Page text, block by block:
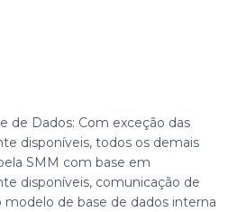
de Dados: Com exceção das
disponíveis, todos os demais
SMM com base em
disponíveis, comunicação de
de base de dados interna